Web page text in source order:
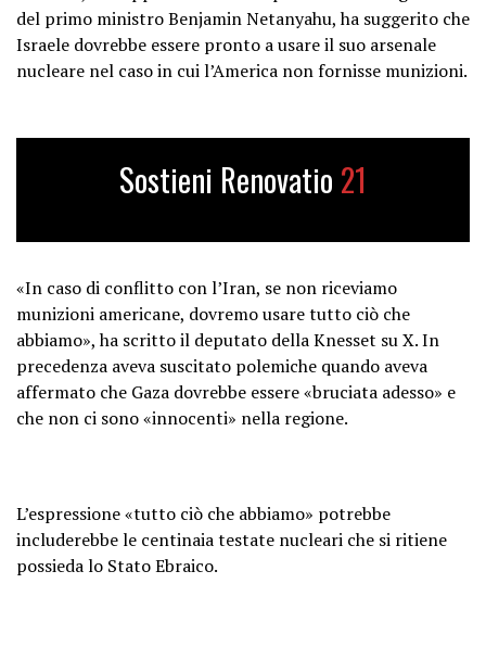
del primo ministro Benjamin Netanyahu, ha suggerito che
Israele dovrebbe essere pronto a usare il suo arsenale
nucleare nel caso in cui l’America non fornisse munizioni.
Sostieni Renovatio 21
«In caso di conflitto con l’Iran, se non riceviamo
munizioni americane, dovremo usare tutto ciò che
abbiamo», ha scritto il deputato della Knesset su X. In
precedenza aveva suscitato polemiche quando aveva
affermato che Gaza dovrebbe essere «bruciata adesso» e
che non ci sono «innocenti» nella regione.
L’espressione «tutto ciò che abbiamo» potrebbe
includerebbe le centinaia testate nucleari che si ritiene
possieda lo Stato Ebraico.